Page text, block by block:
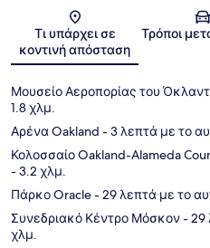
Τι υπάρχει σε
κοντινή απόσταση
Τρόποι
Μουσείο Αεροπορίας του Όκλαντ
1.8 χλμ.
Αρένα Oakland - 3 λεπτά με το
Κολοσσαίο Oakland-Alameda
- 3.2 χλμ.
Πάρκο Oracle- 29 λεπτά με το
Συνεδριακό Κέντρο Μόσκον- 29
χλμ.